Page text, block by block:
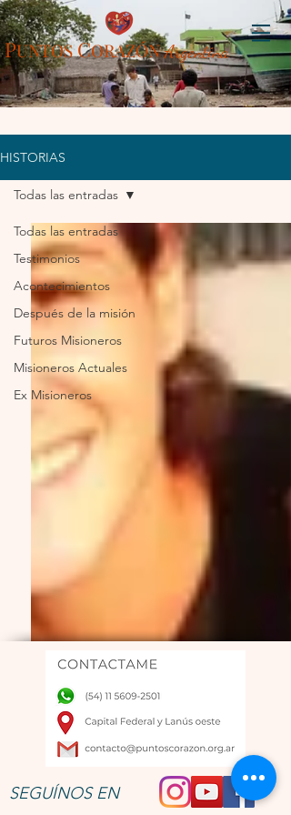
PUNTOSCORAZÓNArgentina
HISTORIAS
Todas las entradas
Testimonios
Acontecimientos
Después de la misión
Futuros Misioneros
Misioneros Actuales
Ex Misioneros
Todas las entradas
SEGUÍNOS EN